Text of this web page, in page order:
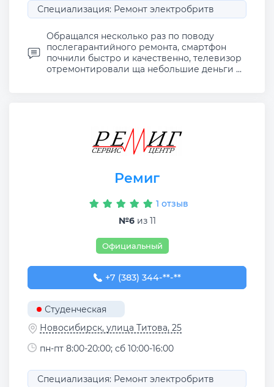
Специализация: Ремонт электробритв
Обращался несколько раз по поводу
послегарантийного ремонта, смартфон
почнили быстро и качественно, телевизор
отремонтировали ща небольшие деньги ...
Ремиг
1 отзыв
№6из 11
Официальный
+7 (383) 344-30-68
+7 (383) 344-**-**
Студенческая
Новосибирск, улица Титова, 25
пн-пт 8:00-20:00; сб 10:00-16:00
Специализация: Ремонт электробритв